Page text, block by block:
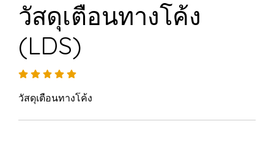
วัสดุเตือนทางโค้ง
(LDS)
วัสดุเตือนทางโค้ง